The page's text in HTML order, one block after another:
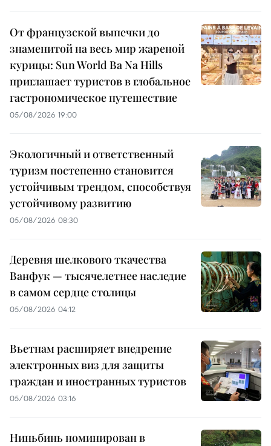
От французской выпечки до
знаменитой на весь мир жареной
курицы: Sun World Ba Na Hills
приглашает туристов в глобальное
гастрономическое путешествие
05/08/2026 19:00
Экологичный и ответственный
туризм постепенно становится
устойчивым трендом, способствуя
устойчивому развитию
05/08/2026 08:30
Деревня шелкового ткачества
Ванфук — тысячелетнее наследие
в самом сердце столицы
05/08/2026 04:12
Вьетнам расширяет внедрение
электронных виз для защиты
граждан и иностранных туристов
05/08/2026 03:16
Ниньбинь номинирован в